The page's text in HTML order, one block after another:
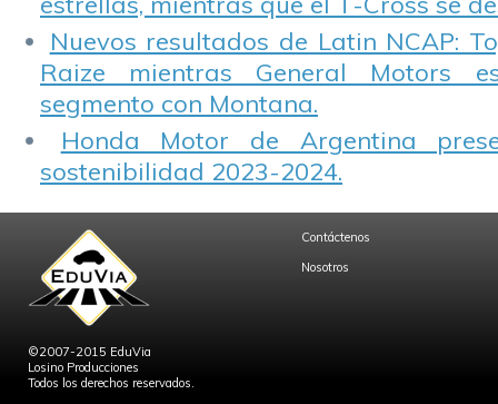
Nuevos resultados de Latin NCAP:
Raize mientras General Motors
segmento con Montana.
Honda Motor de Argentina
sostenibilidad 2023-2024.
©2007-2015 EduVia
Losino Producciones
Todos los derechos reservados.
Contáctenos
Nosotros